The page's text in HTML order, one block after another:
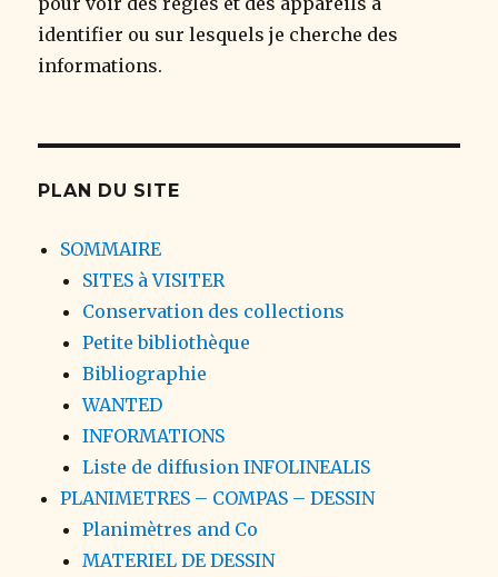
identifier ou sur lesquels je cherche des
informations.
PLAN DU SITE
SOMMAIRE
SITES à VISITER
Conservation des collections
Petite bibliothèque
Bibliographie
WANTED
INFORMATIONS
Liste de diffusion INFOLINEALIS
PLANIMETRES – COMPAS – DESSIN
Planimètres and Co
MATERIEL DE DESSIN